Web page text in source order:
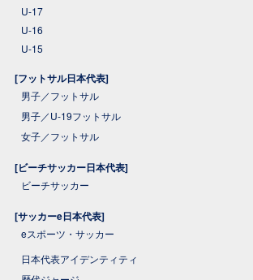
U-17
U-16
U-15
[フットサル日本代表]
男子／フットサル
男子／U-19フットサル
女子／フットサル
[ビーチサッカー日本代表]
ビーチサッカー
[サッカーe日本代表]
eスポーツ・サッカー
日本代表アイデンティティ